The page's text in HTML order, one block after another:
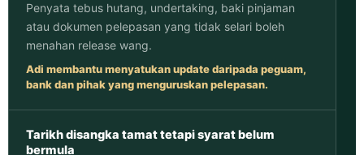
Penyata tebus hutang, undertaking, baki pinjaman
atau dokumen pelepasan yang tidak selari boleh
menahan release wang.
Adi membantu menyatukan update daripada peguam,
bank dan pihak yang menguruskan pelepasan.
Tarikh disangka tamat tetapi syarat belum
bermula